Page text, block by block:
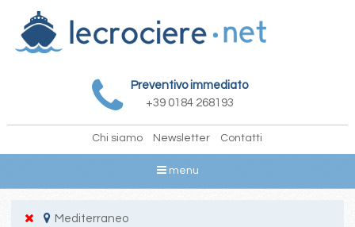
Preventivo immediato
+39 0184 268193
Chi siamo Newsletter Contatti
menu
Mediterraneo